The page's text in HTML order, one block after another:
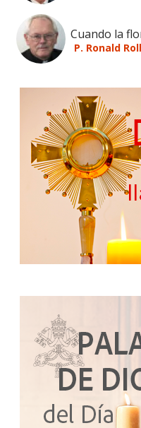
Cuando la
P. Ronald